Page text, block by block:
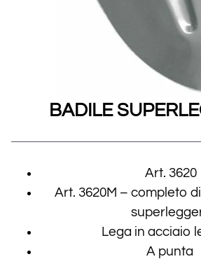
BADILE
Art. 3620
Art. 3620M – completo
Lega in acciaio
A punta